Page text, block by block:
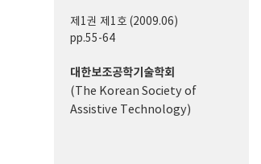
제1권 제1호 (2009.06)
pp.55-64
대한보조공학기술학회
(The Korean Society of
Assistive Technology)